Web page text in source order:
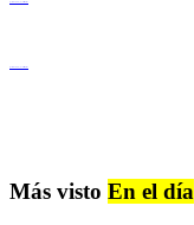
Más visto En el día